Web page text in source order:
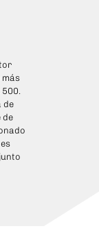
más
de
de